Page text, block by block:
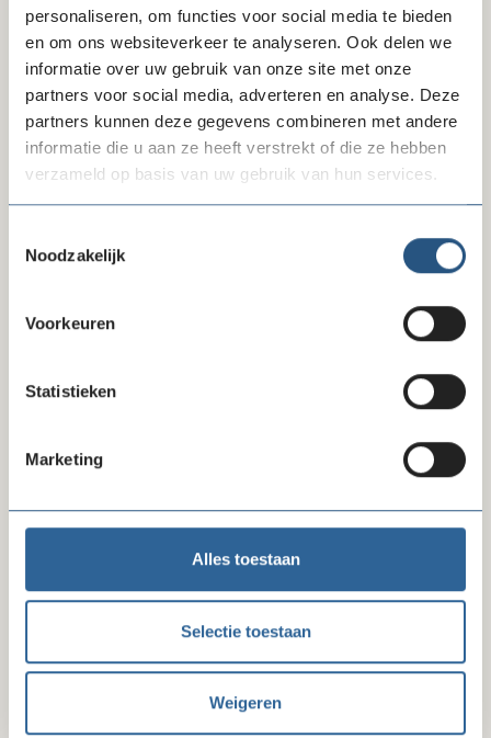
personaliseren, om functies voor social media te bieden
en om ons websiteverkeer te analyseren. Ook delen we
informatie over uw gebruik van onze site met onze
partners voor social media, adverteren en analyse. Deze
partners kunnen deze gegevens combineren met andere
informatie die u aan ze heeft verstrekt of die ze hebben
verzameld op basis van uw gebruik van hun services.
Noodzakelijk
Voorkeuren
Statistieken
Marketing
Alles toestaan
Selectie toestaan
Weigeren
Delen Delen via LinkedIn
Delen via Facebook
Laatste nieuws
Reactie FD-artikel gegevensverzameling